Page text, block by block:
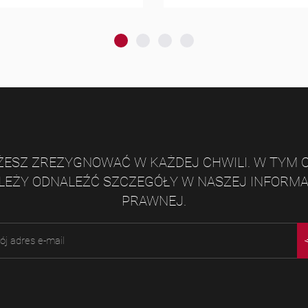
ZREZYGNOWAĆ W KAŻDEJ CHWILI. W TYM
ODNALEŹĆ SZCZEGÓŁY W NASZEJ
PRAWNEJ.